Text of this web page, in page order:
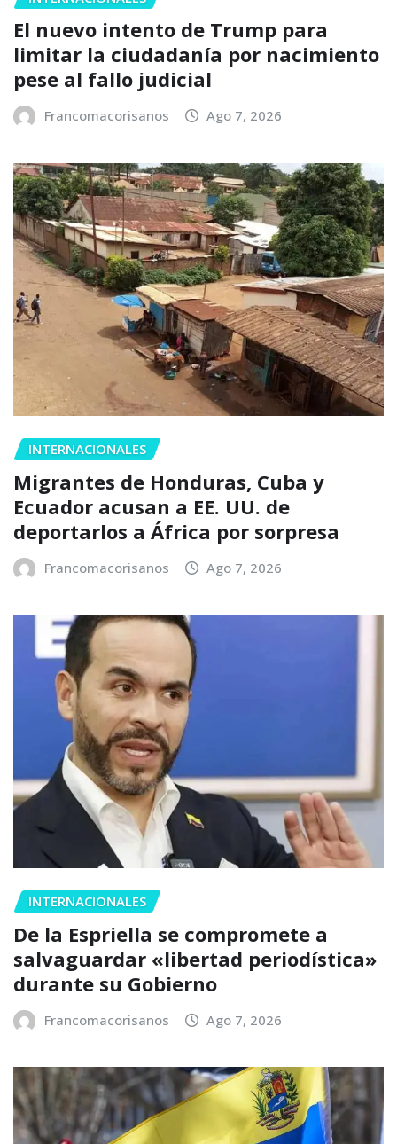
El nuevo intento de Trump para
limitar la ciudadanía por nacimiento
pese al fallo judicial
Francomacorisanos Ago 7, 2026
INTERNACIONALES
Migrantes de Honduras, Cuba y
Ecuador acusan a EE. UU. de
deportarlos a África por sorpresa
Francomacorisanos Ago 7, 2026
INTERNACIONALES
De la Espriella se compromete a
salvaguardar «libertad periodística»
durante su Gobierno
Francomacorisanos Ago 7, 2026